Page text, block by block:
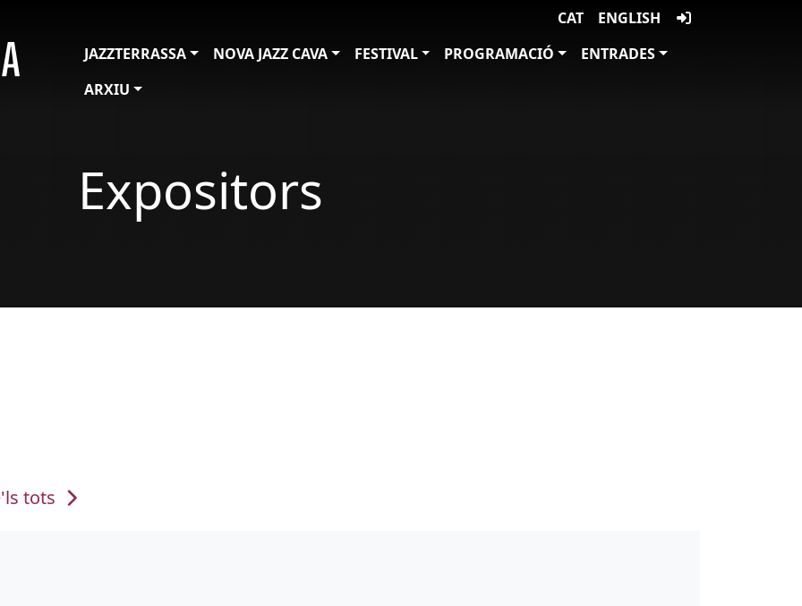
CAT
ENGLISH
JAZZTERRASSA
NOVA JAZZ CAVA FESTIVAL PROGRAMACIÓ
ENTRADES
ARXIU
Expositors
tots